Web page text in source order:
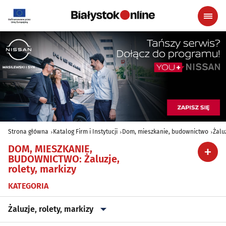
Strona główna Katalog Firm i Instytucji Dom, mieszkanie, budownictwo
DOM, MIESZKANIE,
BUDOWNICTWO: Żaluzje,
rolety, markizy
KATEGORIA
Żaluzje, rolety, markizy